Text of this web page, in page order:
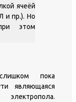
ячеёй
и пр.). Но
этом
пока
являющаяся
электропола.